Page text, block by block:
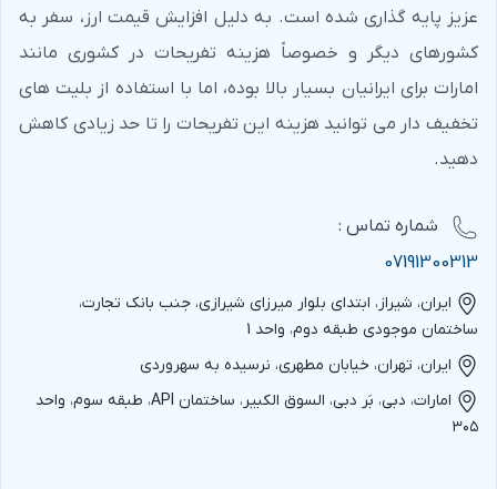
عزیز پایه گذاری شده است. به دلیل افزایش قیمت ارز، سفر به
کشورهای دیگر و خصوصاً هزینه تفریحات در کشوری مانند
امارات برای ایرانیان بسیار بالا بوده، اما با استفاده از بلیت های
تخفیف دار می توانید هزینه این تفریحات را تا حد زیادی کاهش
دهید.
شماره‌ تماس :
07191300313
ایران، شیراز، ابتدای بلوار میرزای شیرازی، جنب بانک تجارت،
ساختمان موجودی طبقه دوم، واحد 1
ایران، تهران، خیابان مطهری، نرسیده به سهروردی
امارات، دبی، بَر دبی، السوق الکبیر، ساختمان API، طبقه سوم، واحد
۳۰۵